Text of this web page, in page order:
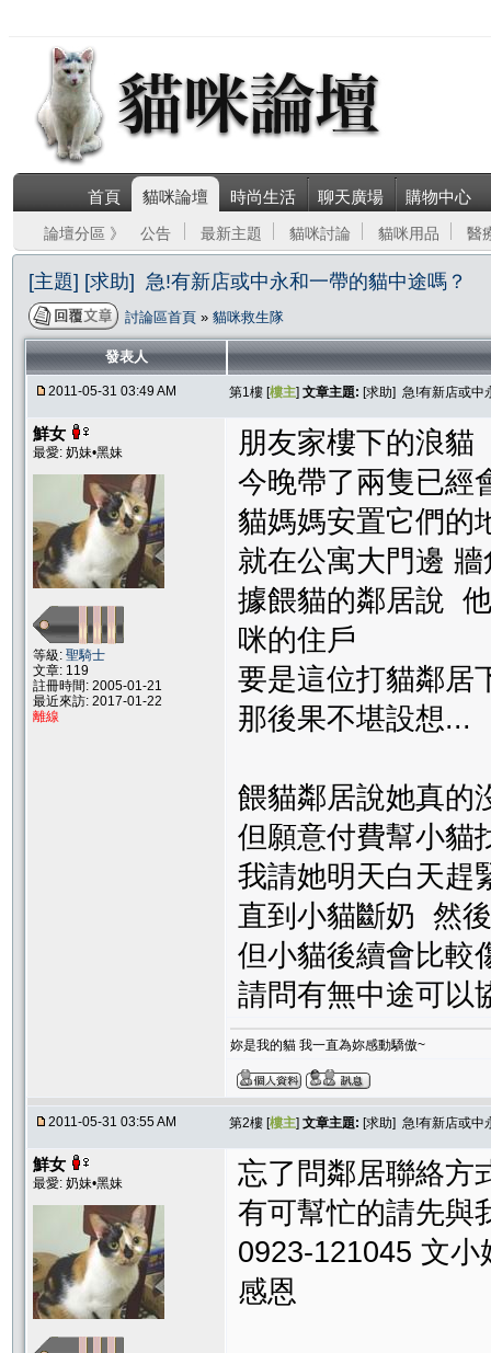
首頁 貓咪論壇 時尚生活 聊天廣場 購物中心
論壇分區 》 公告 最新主題 貓咪討論 貓咪用品 醫
[主題] [求助] 急!有新店或中永和一帶的貓中途嗎？
討論區首頁 » 貓咪救生隊
發表人
2011-05-31 03:49 AM 第1樓 [樓主] 文章主題: [求助] 急!有新店或中
鮮女
最愛: 奶妹•黑妹
等級: 聖騎士
文章: 119
註冊時間: 2005-01-21
最近來訪: 2017-01-22
離線
朋友家樓下的浪貓
今晚帶了兩隻已經
貓媽媽安置它們
就在公寓大門邊
據餵貓的鄰居說
咪的住戶
要是這位打貓鄰居
那後果不堪設想...
餵貓鄰居說她真
但願意付費幫小貓
我請她明天白天趕
直到小貓斷奶 然
但小貓後續會比較
請問有無中途可以
妳是我的貓 我一直為妳感動驕傲~
2011-05-31 03:55 AM 第2樓 [樓主] 文章主題: [求助] 急!有新店或中
鮮女
最愛: 奶妹•黑妹
忘了問鄰居聯絡方
有可幫忙的請先與
0923-121045 文小
感恩